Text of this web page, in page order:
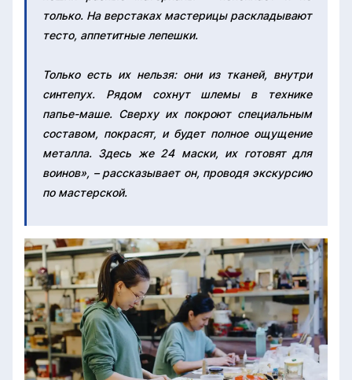
только. На верстаках мастерицы раскладывают
тесто, аппетитные лепешки.
Только есть их нельзя: они из тканей, внутри
синтепух. Рядом сохнут шлемы в технике
папье-маше. Сверху их покроют специальным
составом, покрасят, и будет полное ощущение
металла. Здесь же 24 маски, их готовят для
воинов», – рассказывает он, проводя экскурсию
по мастерской.